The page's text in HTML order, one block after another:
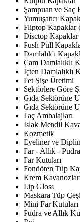
Şampuan ve Saç
Yumuşatıcı
Fliptop Kapaklar
Disctop Kapaklar
Push Pull
Damlalıklı
Cam Damlalıklı
İçten Damlalıklı
Pet Şişe Üretimi
Sektörlere Göre
Gıda Sektörüne
Gıda Sektörüne
İlaç Ambalajları
Islak Mendil
Kozmetik
Eyeliner ve
Far - Allık -
Far Kutuları
Fondöten Tüp
Krem
Lip Gloss
Maskara Tüp
Mini Far Kutuları
Pudra ve Allık